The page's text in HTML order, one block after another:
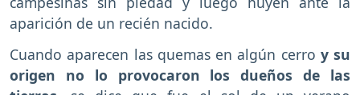
aparición de un recién nacido.
Cuando aparecen las quemas en algún cerro y su
origen no lo provocaron los dueños de las